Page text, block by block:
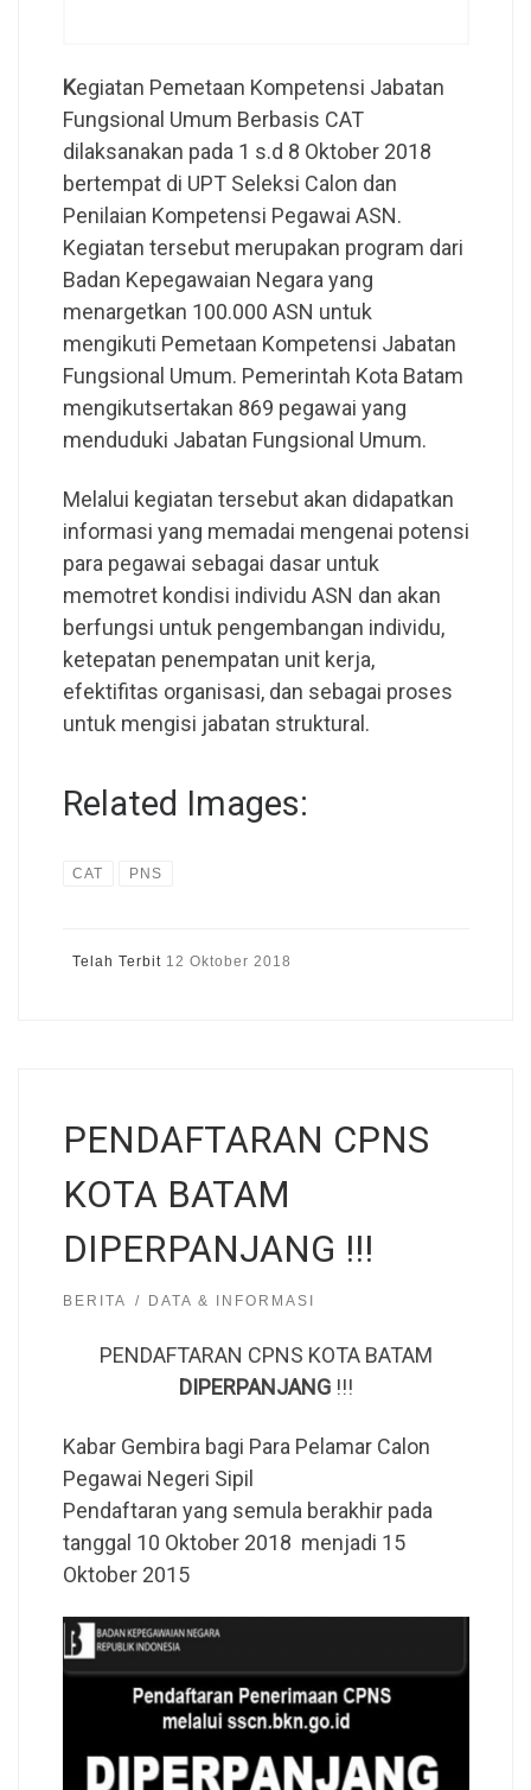
Kegiatan Pemetaan Kompetensi Jabatan
Fungsional Umum Berbasis CAT
dilaksanakan pada 1 s.d 8 Oktober 2018
bertempat di UPT Seleksi Calon dan
Penilaian Kompetensi Pegawai ASN.
Kegiatan tersebut merupakan program dari
Badan Kepegawaian Negara yang
menargetkan 100.000 ASN untuk
mengikuti Pemetaan Kompetensi Jabatan
Fungsional Umum. Pemerintah Kota Batam
mengikutsertakan 869 pegawai yang
menduduki Jabatan Fungsional Umum.
Melalui kegiatan tersebut akan didapatkan
informasi yang memadai mengenai potensi
para pegawai sebagai dasar untuk
memotret kondisi individu ASN dan akan
berfungsi untuk pengembangan individu,
ketepatan penempatan unit kerja,
efektifitas organisasi, dan sebagai proses
untuk mengisi jabatan struktural.
Related Images:
CAT PNS
Telah Terbit 12 Oktober 2018
PENDAFTARAN CPNS
KOTA BATAM
DIPERPANJANG !!!
BERITA DATA & INFORMASI
PENDAFTARAN CPNS KOTA BATAM
DIPERPANJANG!!!
Kabar Gembira bagi Para Pelamar Calon
Pegawai Negeri Sipil
Pendaftaran yang semula berakhir pada
tanggal 10 Oktober 2018 menjadi 15
Oktober 2015